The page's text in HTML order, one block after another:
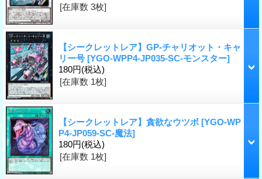
[在庫数 3枚]
【シークレットレア】GP-チャリオット・キャ
リー号 [YGO-WPP4-JP035-SC-モンスター]
180円(税込)
[在庫数 1枚]
【シークレットレア】貪欲なウツボ [YGO-WP
P4-JP059-SC-魔法]
180円(税込)
[在庫数 1枚]